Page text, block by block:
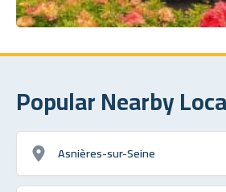
Popular Nearby
Asnières-sur-Seine